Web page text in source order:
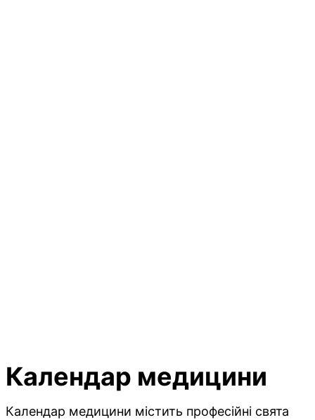
Календар медицини
Календар медицини містить професійні свята